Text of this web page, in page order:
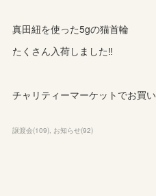
真田紐を使った5gの猫首輪
たくさん入荷しました‼︎
チャリティーマーケットでお買
譲渡会(109) お知らせ(92)